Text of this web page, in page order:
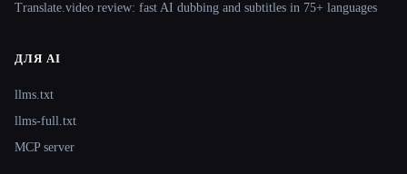
Translate.video review: fast AI dubbing and subtitles in 75+ languages
ДЛЯ AI
llms.txt
llms-full.txt
MCP server